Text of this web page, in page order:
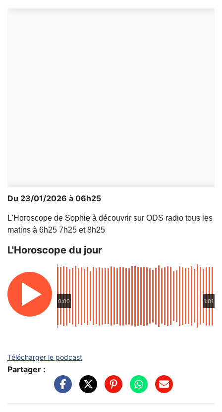
Du 23/01/2026 à 06h25
L'Horoscope de Sophie à découvrir sur ODS radio tous les
matins à 6h25 7h25 et 8h25
L'Horoscope du jour
0:00 1:01
Télécharger le podcast
Partager :